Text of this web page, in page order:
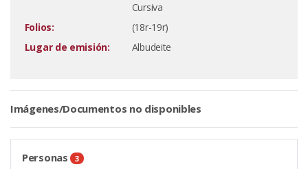
Cursiva
Folios:
(18r-19r)
Lugar de emisión:
Albudeite
Imágenes/Documentos no disponibles
Personas 3